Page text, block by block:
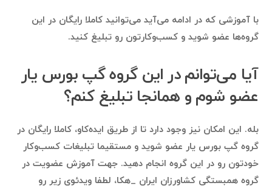
با آموزشی که در ادامه می‌آید می‌توانید کاملا رایگان در این
گروه‌ها عضو شوید و کسب‌وکارتون رو تبلیغ کنید.
آیا می‌توانم در این گروه گپ بورس یار
عضو شوم و همانجا تبلیغ کنم؟
بله. این امکان نیز وجود دارد تا از طریق ایده‌کاو، کاملا رایگان در
گروه گپ بورس یار عضو شوید و مستقیما تبلیغات کسب‌وکار
خودتون رو در این گروه انجام دهید. جهت آموزش عضویت در
گروه همبستگی کشاورزان ایران _هکا، لطفا ویدئوی زیر رو